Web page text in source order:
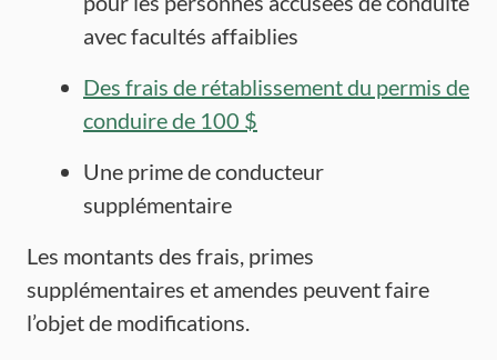
avec facultés affaiblies
Des frais de rétablissement du permis de
conduire de 100 $
Une prime de conducteur
supplémentaire
Les montants des frais, primes
supplémentaires et amendes peuvent faire
l’objet de modifications.